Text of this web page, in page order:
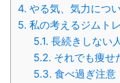
4. やる気、気力につ
5. 私の考えるジムト
5.1. 長続きしない
5.2. それでも痩せ
5.3. 食べ過ぎ注意